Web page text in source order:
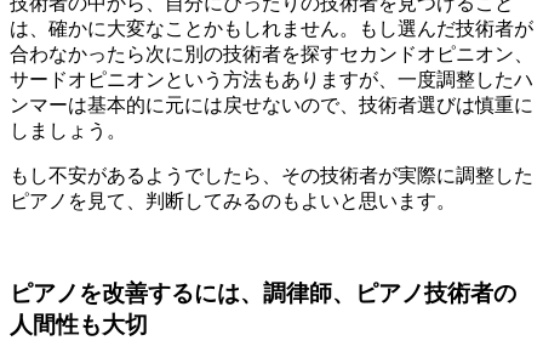
は、確かに大変なことかもしれません。もし選んだ技術者が
合わなかったら次に別の技術者を探すセカンドオピニオン、
サードオピニオンという方法もありますが、一度調整したハ
ンマーは基本的に元には戻せないので、技術者選びは慎重に
しましょう。
もし不安があるようでしたら、その技術者が実際に調整した
ピアノを見て、判断してみるのもよいと思います。
ピアノを改善するには、調律師、ピアノ技術者の
人間性も大切